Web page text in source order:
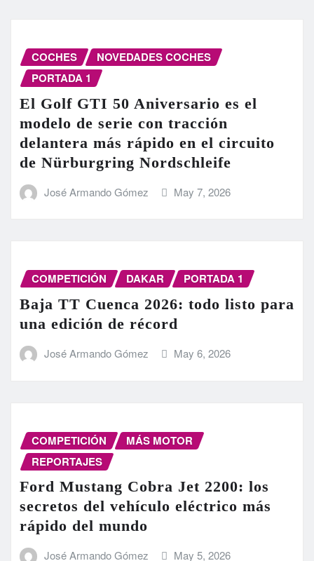
COCHES
NOVEDADES COCHES
PORTADA 1
El Golf GTI 50 Aniversario es el
modelo de serie con tracción
delantera más rápido en el circuito
de Nürburgring Nordschleife
José Armando Gómez May 7, 2026
COMPETICIÓN DAKAR PORTADA 1
Baja TT Cuenca 2026: todo listo para
una edición de récord
José Armando Gómez May 6, 2026
COMPETICIÓN
MÁS MOTOR
REPORTAJES
Ford Mustang Cobra Jet 2200: los
secretos del vehículo eléctrico más
rápido del mundo
José Armando Gómez May 5, 2026